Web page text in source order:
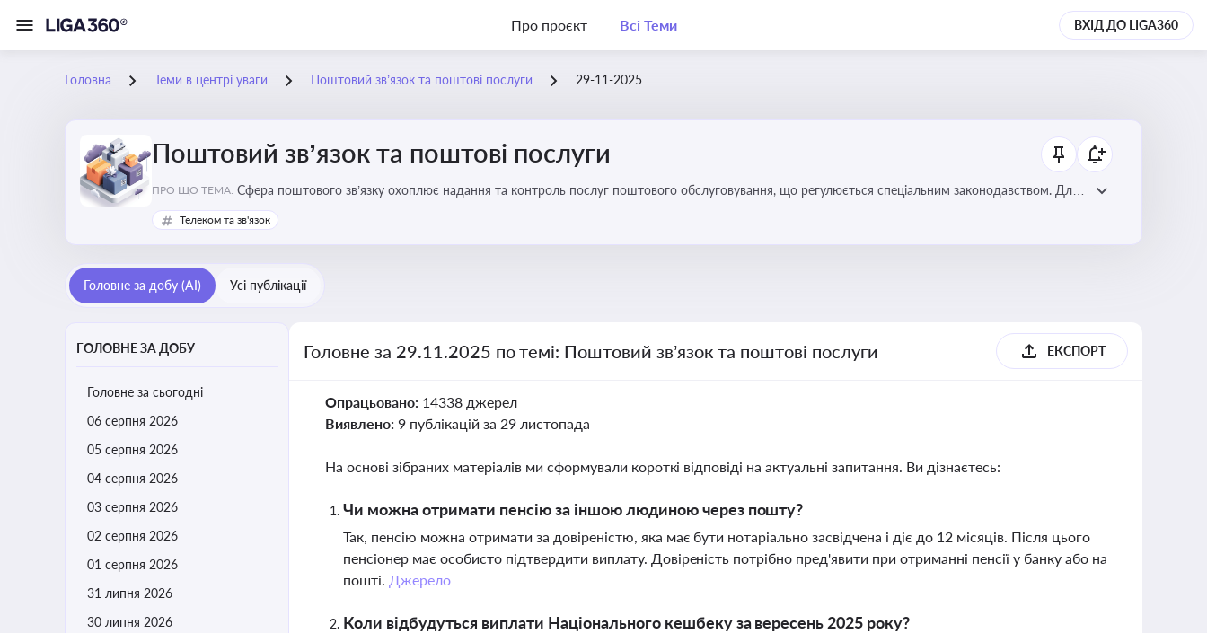
Про проєкт Всі Теми ВХІД ДО LIGA360
Головна Теми в центрі уваги Поштовий зв’язок та поштові послуги 29-11-2025
Поштовий зв’язок та поштові послуги
ПРО ЩО ТЕМА: Сфера поштового зв’язку охоплює надання та контроль послуг поштового обслуговування, що регулюється спеціальним законодавством. Для
бізнесу та юристів це важливо для дотримання ліцензійних умов, участі в державних реєстрах і забезпечення прав споживачів.
Телеком та зв'язок
Головне за добу (AI) Усі публікації
ГОЛОВНЕ ЗА ДОБУ
Головне за сьогодні
06 серпня 2026
05 серпня 2026
04 серпня 2026
03 серпня 2026
02 серпня 2026
01 серпня 2026
31 липня 2026
30 липня 2026
Головне за 29.11.2025 по темі: Поштовий зв’язок та поштові послуги ЕКСПОРТ
Опрацьовано: 14338 джерел
Виявлено: 9 публікацій за 29 листопада
На основі зібраних матеріалів ми сформували короткі відповіді на актуальні запитання. Ви дізнаєтесь:
Чи можна отримати пенсію за іншою людиною через пошту?
Так, пенсію можна отримати за довіреністю, яка має бути нотаріально засвідчена і діє до 12 місяців. Після цього
пенсіонер має особисто підтвердити виплату. Довіреність потрібно пред'явити при отриманні пенсії у банку або на
пошті. Джерело
Коли відбудуться виплати Національного кешбеку за вересень 2025 року?